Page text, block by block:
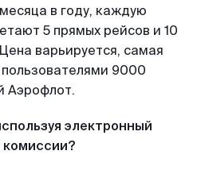
в году, каждую
5 прямых рейсов и 10
варьируется, самая
9000
Аэрофлот.
электронный